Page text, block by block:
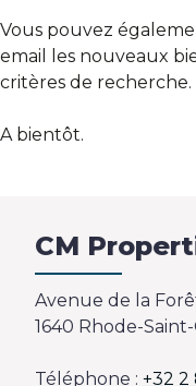
A propos
Vous pouvez
email les nouveaux
critères de recherche.
A bientôt.
CM
Avenue de la
1640 Rhode-
Téléphone : +32 2